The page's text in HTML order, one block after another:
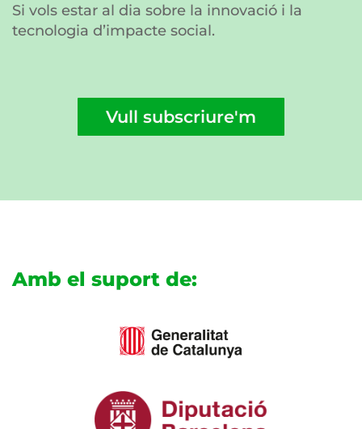
Si vols estar al dia sobre la innovació i la
tecnologia d’impacte social.
Vull subscriure'm
Amb el suport de: